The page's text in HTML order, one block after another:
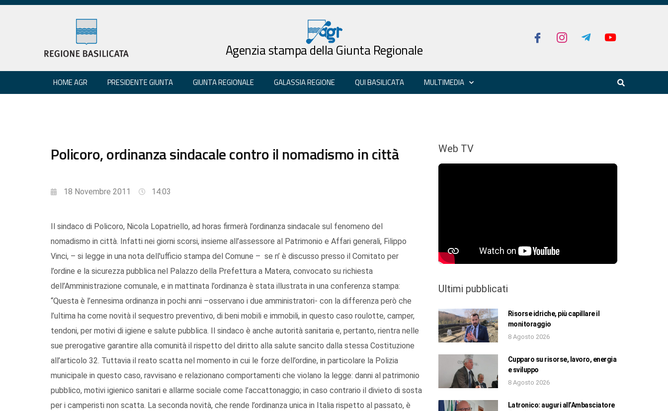
Agenzia stampa della Giunta Regionale
HOME AGR PRESIDENTE GIUNTA GIUNTA REGIONALE GALASSIA REGIONE QUI BASILICATA MULTIMEDIA
Policoro, ordinanza sindacale contro il nomadismo in città
18 Novembre 2011 14:03
Il sindaco di Policoro, Nicola Lopatriello, ad horas firmerà l’ordinanza sindacale sul fenomeno del
nomadismo in città. Infatti nei giorni scorsi, insieme all’assessore al Patrimonio e Affari generali, Filippo
Vinci, – si legge in una nota dell'ufficio stampa del Comune – se n’ è discusso presso il Comitato per
l’ordine e la sicurezza pubblica nel Palazzo della Prefettura a Matera, convocato su richiesta
dell’Amministrazione comunale, e in mattinata l’ordinanza è stata illustrata in una conferenza stampa:
“Questa è l’ennesima ordinanza in pochi anni –osservano i due amministratori- con la differenza però che
l’ultima ha come novità il sequestro preventivo, di beni mobili e immobili, in questo caso roulotte, camper,
tendoni, per motivi di igiene e salute pubblica. Il sindaco è anche autorità sanitaria e, pertanto, rientra nelle
sue prerogative garantire alla comunità il rispetto del diritto alla salute sancito dalla stessa Costituzione
all’articolo 32. Tuttavia il reato scatta nel momento in cui le forze dell’ordine, in particolare la Polizia
municipale in questo caso, ravvisano e relazionano comportamenti che violano la legge: danni al patrimonio
pubblico, motivi igienico sanitari e allarme sociale come l’accattonaggio; in caso contrario il divieto di sosta
per i camperisti non scatta. La seconda novità, che rende l’ordinanza unica in Italia rispetto al passato, è
Web TV
Ultimi pubblicati
Risorse idriche, più capillare il
monitoraggio
8 Agosto 2026
Cupparo su risorse, lavoro, energia
e sviluppo
8 Agosto 2026
Latronico: auguri all’Ambasciatore